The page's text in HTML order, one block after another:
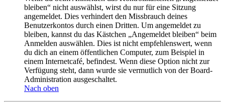
bleiben“ nicht auswählst, wirst du nur für eine Sitzung
angemeldet. Dies verhindert den Missbrauch deines
Benutzerkontos durch einen Dritten. Um angemeldet zu
bleiben, kannst du das Kästchen „Angemeldet bleiben“ beim
Anmelden auswählen. Dies ist nicht empfehlenswert, wenn
du dich an einem öffentlichen Computer, zum Beispiel in
einem Internetcafé, befindest. Wenn diese Option nicht zur
Verfügung steht, dann wurde sie vermutlich von der Board-
Administration ausgeschaltet.
Nach oben